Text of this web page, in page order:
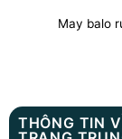
THÔNG TIN
May balo